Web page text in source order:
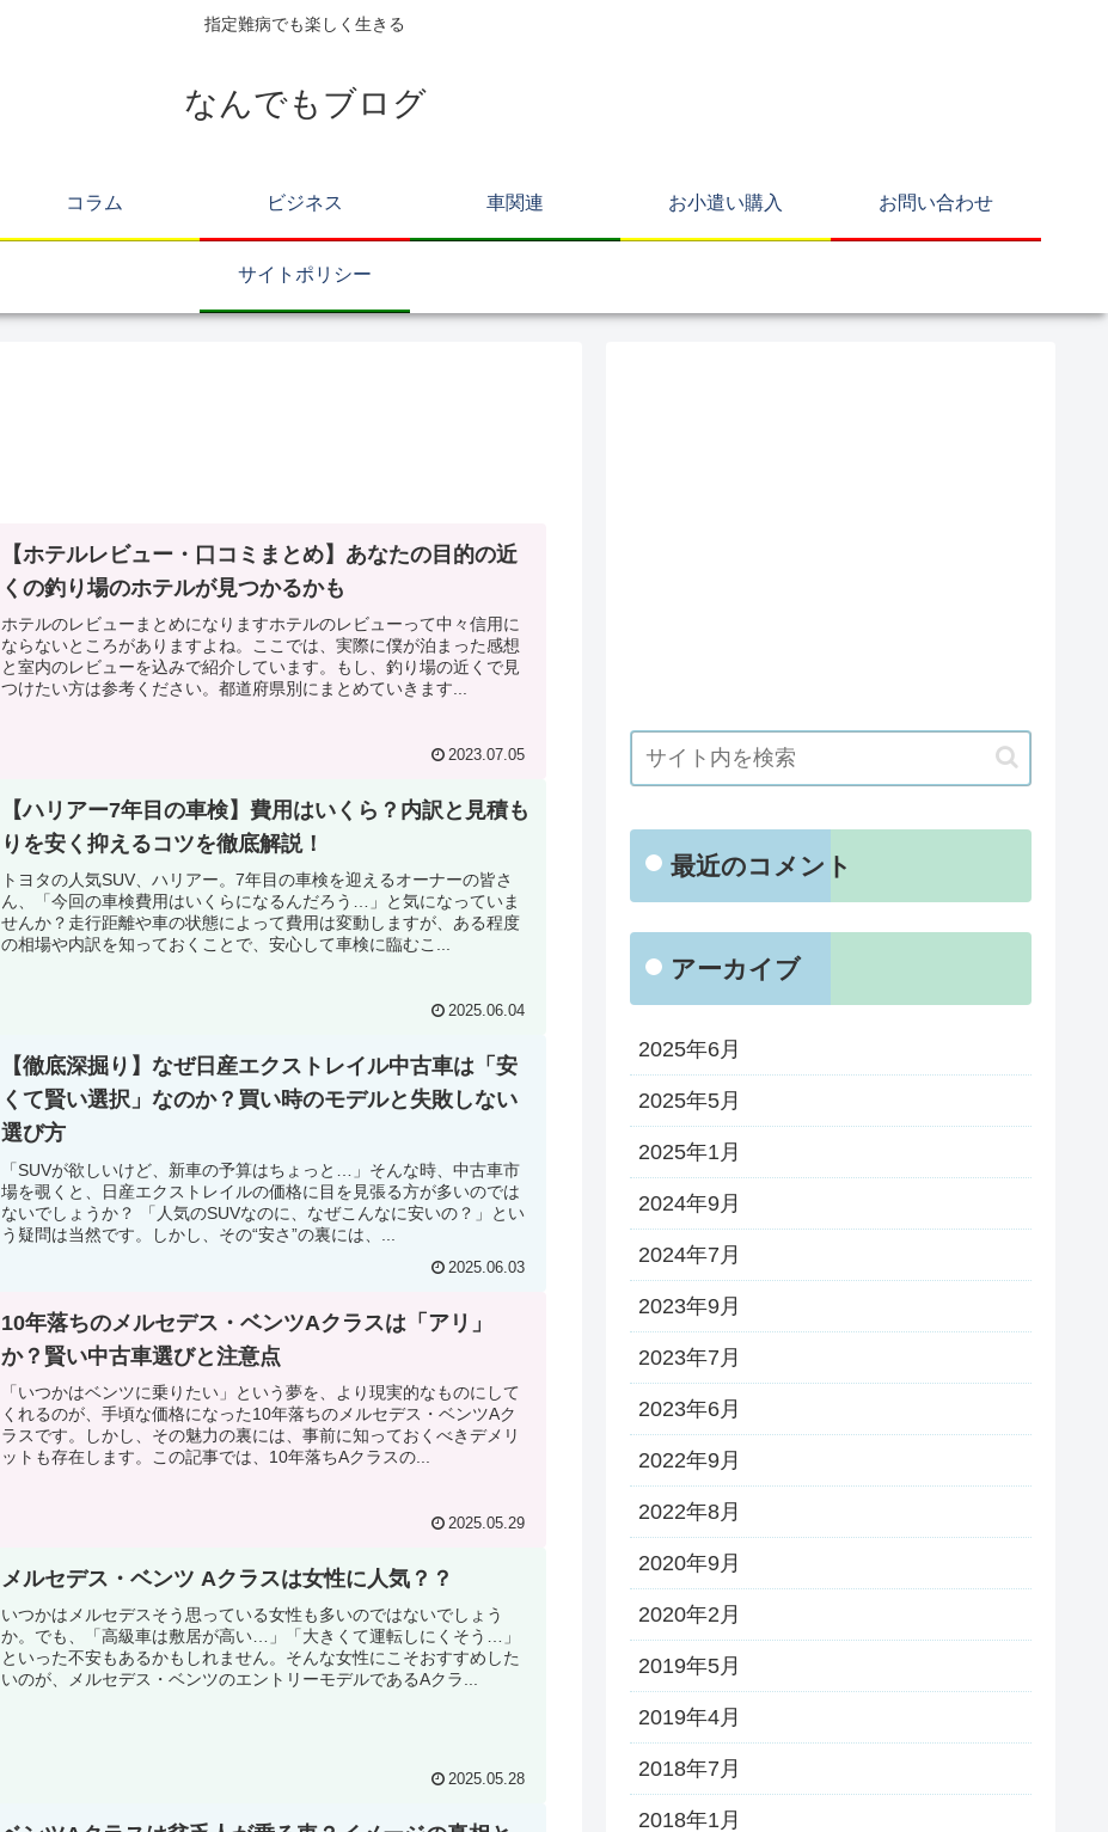
指定難病でも楽しく生きる
なんでもブログ
コラム ビジネス 車関連 お小遣い購入 お問い合わせ
サイトポリシー
【ホテルレビュー・口コミまとめ】あなたの目的の近
くの釣り場のホテルが見つかるかも
ホテルのレビューまとめになりますホテルのレビューって中々信用に
ならないところがありますよね。ここでは、実際に僕が泊まった感想
と室内のレビューを込みで紹介しています。もし、釣り場の近くで見
つけたい方は参考ください。都道府県別にまとめていきます...
2023.07.05
【ハリアー7年目の車検】費用はいくら？内訳と見積も
りを安く抑えるコツを徹底解説！
トヨタの人気SUV、ハリアー。7年目の車検を迎えるオーナーの皆さ
ん、「今回の車検費用はいくらになるんだろう…」と気になっていま
せんか？走行距離や車の状態によって費用は変動しますが、ある程度
の相場や内訳を知っておくことで、安心して車検に臨むこ...
2025.06.04
【徹底深掘り】なぜ日産エクストレイル中古車は「安
くて賢い選択」なのか？買い時のモデルと失敗しない
選び方
「SUVが欲しいけど、新車の予算はちょっと…」そんな時、中古車市
場を覗くと、日産エクストレイルの価格に目を見張る方が多いのでは
ないでしょうか？ 「人気のSUVなのに、なぜこんなに安いの？」とい
う疑問は当然です。しかし、その“安さ”の裏には、...
2025.06.03
10年落ちのメルセデス・ベンツAクラスは「アリ」
か？賢い中古車選びと注意点
「いつかはベンツに乗りたい」という夢を、より現実的なものにして
くれるのが、手頃な価格になった10年落ちのメルセデス・ベンツAク
ラスです。しかし、その魅力の裏には、事前に知っておくべきデメリ
ットも存在します。この記事では、10年落ちAクラスの...
2025.05.29
メルセデス・ベンツ Aクラスは女性に人気？？
いつかはメルセデスそう思っている女性も多いのではないでしょう
か。でも、「高級車は敷居が高い…」「大きくて運転しにくそう…」
といった不安もあるかもしれません。そんな女性にこそおすすめした
いのが、メルセデス・ベンツのエントリーモデルであるAクラ...
2025.05.28
最近のコメント
アーカイブ
2025年6月
2025年5月
2025年1月
2024年9月
2024年7月
2023年9月
2023年7月
2023年6月
2022年9月
2022年8月
2020年9月
2020年2月
2019年5月
2019年4月
2018年7月
2018年1月